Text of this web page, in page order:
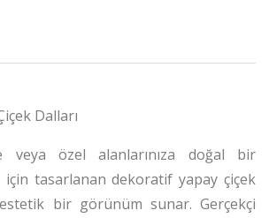
Dalları
veya özel alanlarınıza doğal bir
tasarlanan dekoratif yapay çiçek
bir görünüm sunar. Gerçekçi